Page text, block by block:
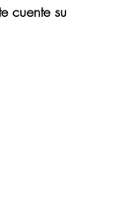
cuente su